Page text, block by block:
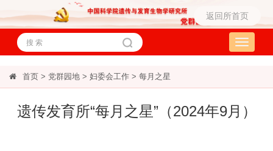
返回所首页
Toggle
首页 > 党群园地 > 妇委会工作 > 每月之星
遗传发育所“每月之星”（2024年9月）